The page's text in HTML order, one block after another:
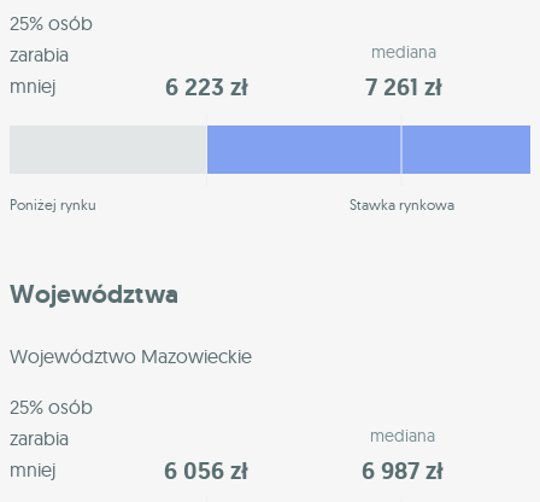
25% osób
zarabia
mniej
6 223 zł
mediana
7 261 zł
Poniżej rynku Stawka rynkowa
Województwa
Województwo Mazowieckie
25% osób
zarabia
mniej
6 056 zł
mediana
6 987 zł